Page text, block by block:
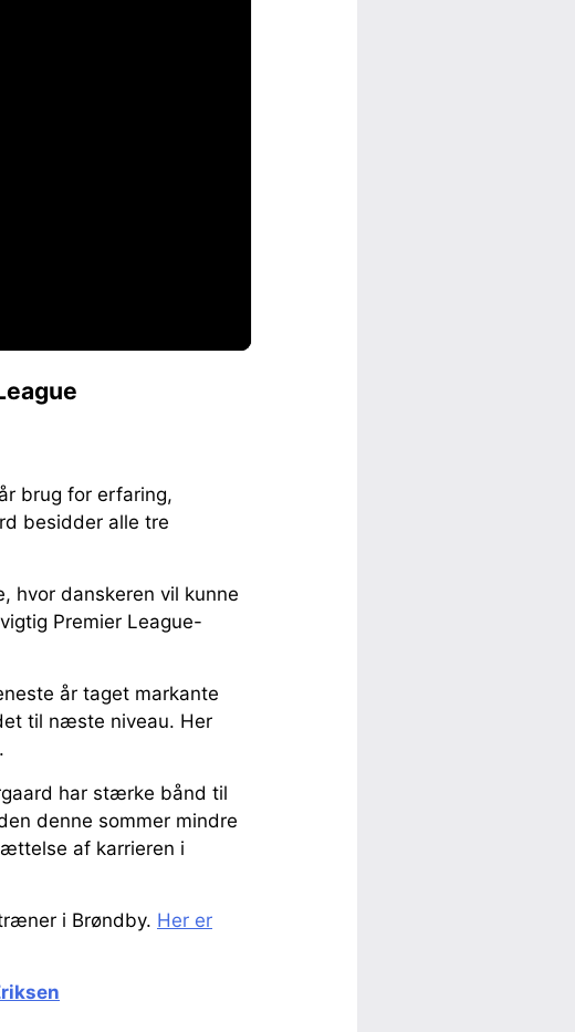
brug for erfaring,
besidder alle tre
hvor danskeren vil kunne
Premier League-
år taget markante
til næste niveau. Her
har stærke bånd til
denne sommer mindre
af karrieren i
i Brøndby. Her er